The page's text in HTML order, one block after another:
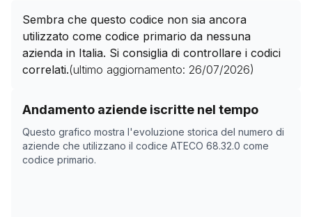
Sembra che questo codice non sia ancora
utilizzato come codice primario da nessuna
azienda in Italia. Si consiglia di controllare i codici
correlati.(ultimo aggiornamento: 26/07/2026)
Andamento aziende iscritte nel tempo
Questo grafico mostra l'evoluzione storica del numero di
aziende che utilizzano il codice ATECO 68.32.0 come
codice primario.
Storico numero di aziende con codice ATECO
Data rilevazione
20/04/2025
0
15/11/2025